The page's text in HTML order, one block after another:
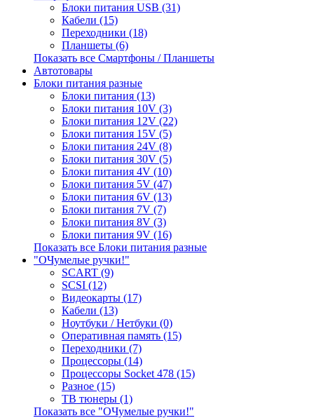
Блоки питания USB (31)
Кабели (15)
Переходники (18)
Планшеты (6)
Показать все Смартфоны / Планшеты
Автотовары
Блоки питания разные
Блоки питания (13)
Блоки питания 10V (3)
Блоки питания 12V (22)
Блоки питания 15V (5)
Блоки питания 24V (8)
Блоки питания 30V (5)
Блоки питания 4V (10)
Блоки питания 5V (47)
Блоки питания 6V (13)
Блоки питания 7V (7)
Блоки питания 8V (3)
Блоки питания 9V (16)
Показать все Блоки питания разные
"ОЧумелые ручки!"
SCART (9)
SCSI (12)
Видеокарты (17)
Кабели (13)
Ноутбуки / Нетбуки (0)
Оперативная память (15)
Переходники (7)
Процессоры (14)
Процессоры Socket 478 (15)
Разное (15)
ТВ тюнеры (1)
Показать все "ОЧумелые ручки!"